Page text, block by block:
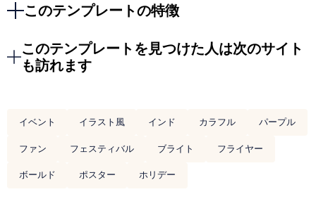
このテンプレートの特徴
このテンプレートを見つけた人は次のサイト
も訪れます
イベント イラスト風 インド カラフル
パープル
ファン
フェスティバル ブライト
フライヤー
ボールド
ポスター ホリデー